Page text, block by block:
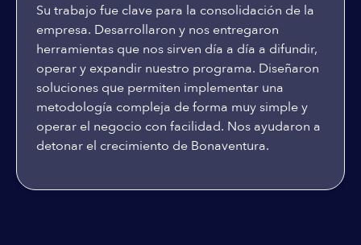
Su trabajo fue clave para la consolidación de la
empresa. Desarrollaron y nos entregaron
herramientas que nos sirven día a día a difundir,
operar y expandir nuestro programa. Diseñaron
soluciones que permiten implementar una
metodología compleja de forma muy simple y
operar el negocio con facilidad. Nos ayudaron a
detonar el crecimiento de Bonaventura.